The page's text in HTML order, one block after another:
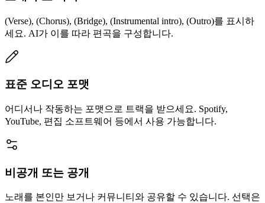
(Verse), (Chorus), (Bridge), (Instrumental intro), (Outro)를 표시하
세요. AI가 이를 따라 편곡을 구성합니다.
표준 오디오 포맷
어디서나 작동하는 포맷으로 트랙을 받으세요. Spotify,
YouTube, 편집 소프트웨어 등에서 사용 가능합니다.
비공개 또는 공개
노래를 본인만 보거나 커뮤니티와 공유할 수 있습니다. 선택은